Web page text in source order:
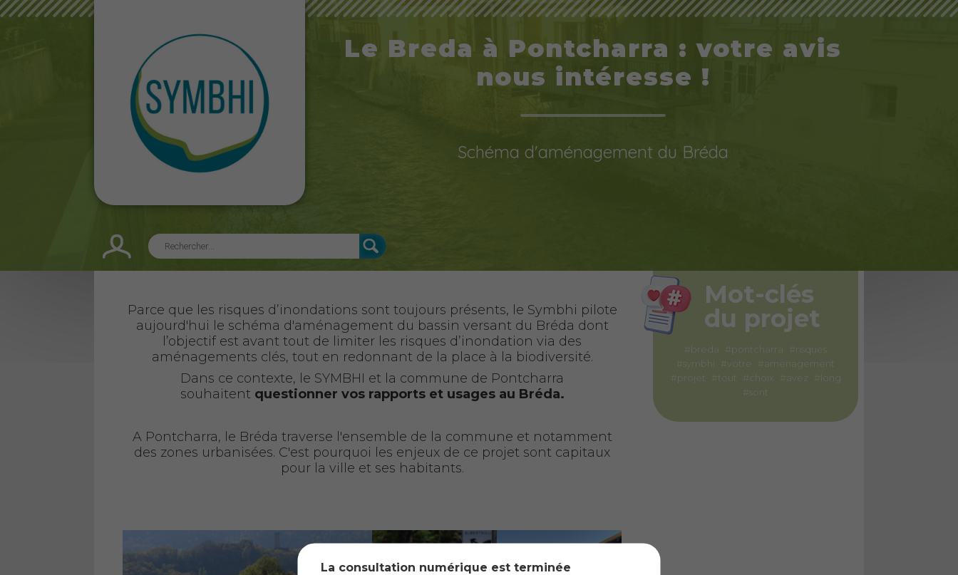
Le Breda à Pontcharra : votre avis
nous intéresse !
Schéma d'aménagement du Bréda
Parce que les risques d’inondations sont toujours présents, le Symbhi pilote
aujourd'hui le schéma d'aménagement du bassin versant du Bréda dont
l’objectif est avant tout de limiter les risques d’inondation via des
aménagements clés, tout en redonnant de la place à la biodiversité.
Dans ce contexte, le SYMBHI et la commune de Pontcharra
souhaitent questionner vos rapports et usages au Bréda.
A Pontcharra, le Bréda traverse l'ensemble de la commune et notamment
des zones urbanisées. C'est pourquoi les enjeux de ce projet sont capitaux
pour la ville et ses habitants.
Mot-clés
du projet
#breda #pontcharra
#risques
#symbhi
#votre
#amenagement
#projet
#tout #choix #avez
#long
#sont
La consultation numérique est terminée